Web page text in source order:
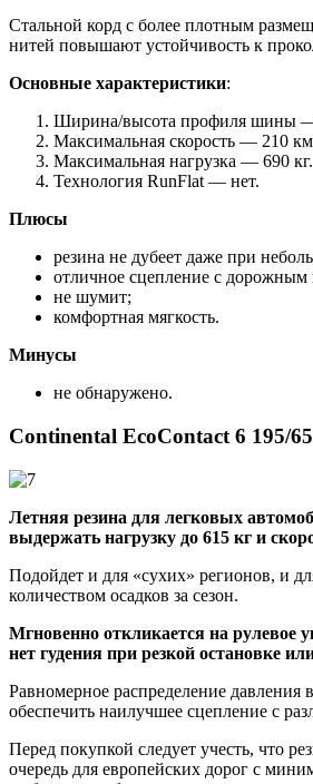
Стальной корд с более плотным
нитей повышают устойчивость к
Основные характеристики:
Ширина/высота профиля шины
Максимальная скорость — 210
Максимальная нагрузка — 690 кг.
Технология RunFlat — нет.
Плюсы
резина не дубеет даже при
отличное сцепление с
не шумит;
комфортная мягкость.
Минусы
не обнаружено.
Continental EcoContact 6 195/
Летняя резина для легковых
выдержать нагрузку до 615 кг и
Подойдет и для «сухих» регионов, и
количеством осадков за сезон.
Мгновенно откликается на рулевое
нет гудения при резкой остановке
Равномерное распределение давления
обеспечить наилучшее сцепление с
Перед покупкой следует учесть, что
очередь для европейских дорог с